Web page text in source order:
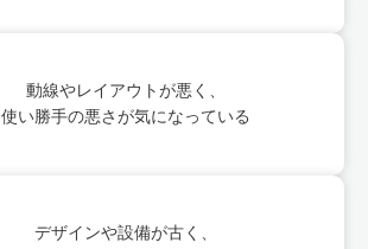
動線やレイアウトが悪く、
使い勝手の悪さが気になっている
デザインや設備が古く、